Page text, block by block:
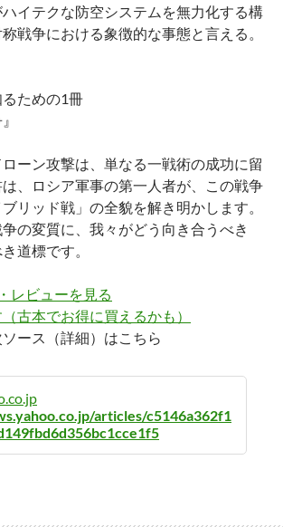
ハイテクな防空システムを無力化する構
戦争における象徴的な事態と言える。
ための1冊
ーン攻撃は、単なる一戦術の成功に留
、ロシア軍事の第一人者が、この戦争
リッド戦」の全貌を解き明かします。
の変質に、我々がどう向き合うべき
道標です。
レビューを見る
古本でお得に買えるかも）
ース（詳細）はこちら
articles/c5146a362f1